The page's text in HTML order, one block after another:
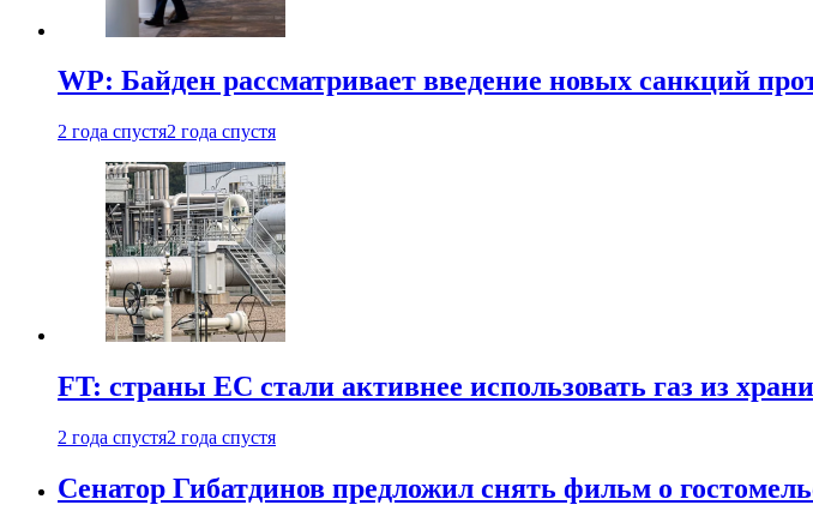
WP: Байден рассматривает введение новых санкций
2 года спустя2 года спустя
FT: страны ЕС стали активнее использовать газ из
2 года спустя2 года спустя
Сенатор Гибатдинов предложил снять фильм о